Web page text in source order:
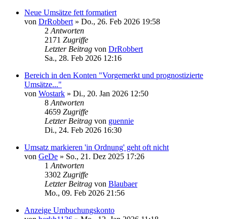
Neue Umsätze fett formatiert
von DrRobbert » Do., 26. Feb 2026 19:58
2 Antworten
2171 Zugriffe
Letzter Beitrag von DrRobbert
Sa., 28. Feb 2026 12:16
Bereich in den Konten "Vorgemerkt und prognostizierte
Umsätze..."
von Wostark » Di., 20. Jan 2026 12:50
8 Antworten
4659 Zugriffe
Letzter Beitrag von guennie
Di., 24. Feb 2026 16:30
Umsatz markieren 'in Ordnung' geht oft nicht
von GeDe » So., 21. Dez 2025 17:26
1 Antworten
3302 Zugriffe
Letzter Beitrag von Blaubaer
Mo., 09. Feb 2026 21:56
Anzeige Umbuchungskonto